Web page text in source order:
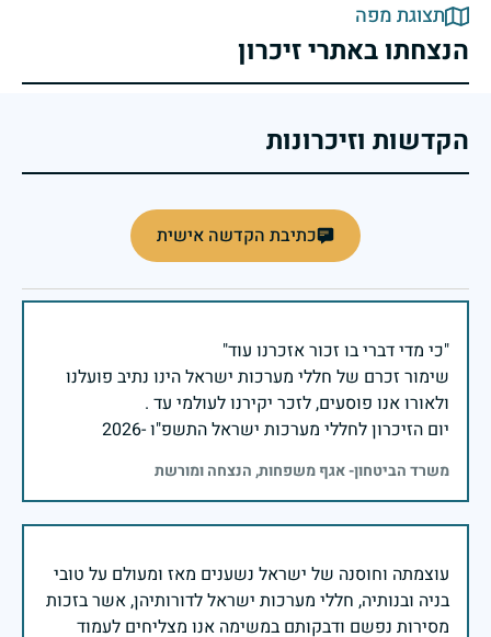
תצוגת מפה
הנצחתו באתרי זיכרון
הקדשות וזיכרונות
כתיבת הקדשה אישית
שימור זכרם של חללי מערכות ישראל הינו נתיב פועלנו
יום הזיכרון לחללי מערכות ישראל התשפ"ו -2026
משרד הביטחון- אגף משפחות, הנצחה ומורשת
עוצמתה וחוסנה של ישראל נשענים מאז ומעולם על טובי
בניה ובנותיה, חללי מערכות ישראל לדורותיהן, אשר בזכות
מסירות נפשם ודבקותם במשימה אנו מצליחים לעמוד